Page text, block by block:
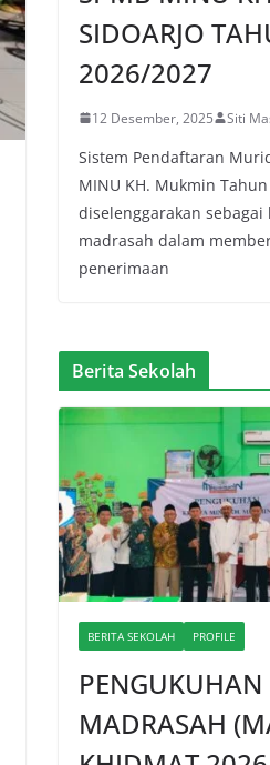
SIDOARJO
2026/2027
12 Desember, 2025 Siti
Sistem Pendaftaran
MINU KH. Mukmin
diselenggarakan
madrasah dalam
penerimaan
Berita Sekolah
BERITA SEKOLAH PROFILE
PENGUKUHAN
MADRASAH